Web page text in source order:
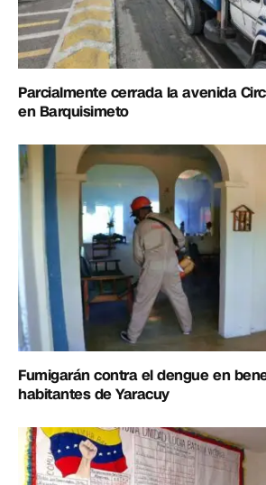
Parcialmente cerrada la avenida
en Barquisimeto
Fumigarán contra el dengue en
habitantes de Yaracuy